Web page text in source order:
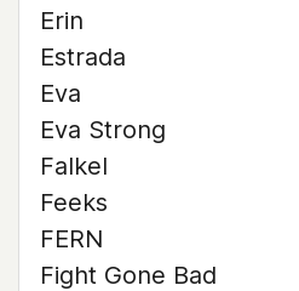
Erin
Estrada
Eva
Eva Strong
Falkel
Feeks
FERN
Fight Gone Bad